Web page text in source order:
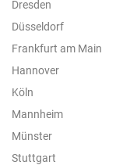
Dresden
Düsseldorf
Frankfurt am Main
Hannover
Köln
Mannheim
Münster
Stuttgart